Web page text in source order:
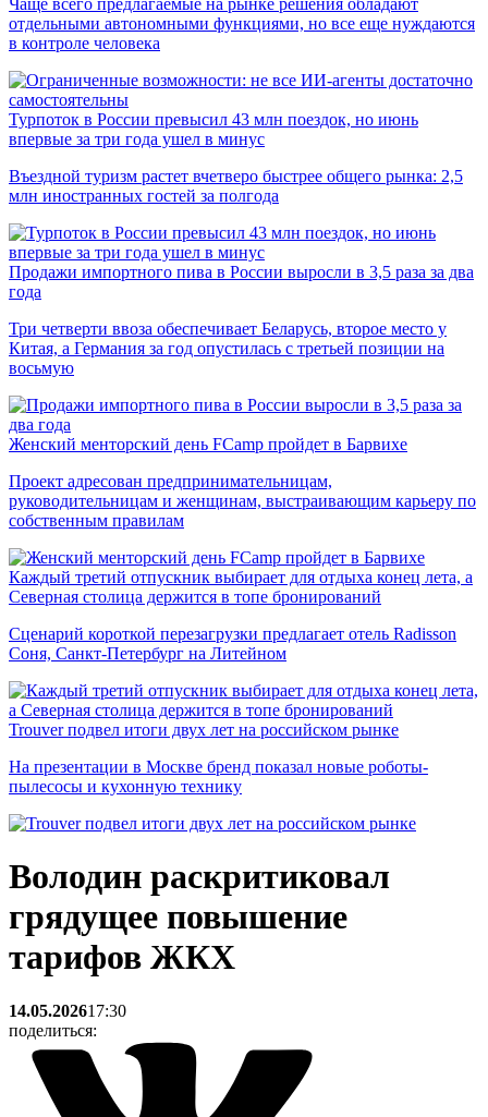
Чаще всего предлагаемые на рынке решения обладают
отдельными автономными функциями, но все еще нуждаются
в контроле человека
Турпоток в России превысил 43 млн поездок, но июнь
впервые за три года ушел в минус
Въездной туризм растет вчетверо быстрее общего рынка: 2,5
млн иностранных гостей за полгода
Продажи импортного пива в России выросли в 3,5 раза за два
года
Три четверти ввоза обеспечивает Беларусь, второе место у
Китая, а Германия за год опустилась с третьей позиции на
восьмую
Женский менторский день FCamp пройдет в Барвихе
Проект адресован предпринимательницам,
руководительницам и женщинам, выстраивающим карьеру по
собственным правилам
Каждый третий отпускник выбирает для отдыха конец лета, а
Северная столица держится в топе бронирований
Сценарий короткой перезагрузки предлагает отель Radisson
Соня, Санкт-Петербург на Литейном
Trouver подвел итоги двух лет на российском рынке
На презентации в Москве бренд показал новые роботы-
пылесосы и кухонную технику
Володин раскритиковал
грядущее повышение
тарифов ЖКХ
14.05.202617:30
поделиться: